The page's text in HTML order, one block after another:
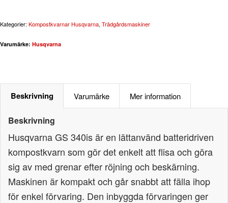
Kategorier: Kompostkvarnar Husqvarna, Trädgårdsmaskiner
Varumärke: Husqvarna
Beskrivning Varumärke Mer information
Beskrivning
Husqvarna GS 340is är en lättanvänd batteridriven
kompostkvarn som gör det enkelt att flisa och göra
sig av med grenar efter röjning och beskärning.
Maskinen är kompakt och går snabbt att fälla ihop
för enkel förvaring. Den inbyggda förvaringen ger